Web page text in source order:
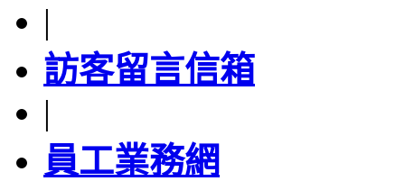
|
訪客留言信箱
|
員工業務網